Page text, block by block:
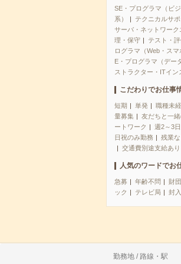
SE・プログラマ（ビ
系）
テクニカルサ
サーバ・ネットワーク
理・保守
テスト・評
ログラマ（Web・スマ
E・プログラマ（デー
ストラクター・ITイン
こだわりでお仕事
短期 単発 職種未
量募集
友だちと一
ートワーク
週2～3
日祝のみ勤務
残業な
交通費別途支給あり
人気のワードでお
急募 年齢不問 財
ック
テレビ局 封入
勤務地 / 路線・駅